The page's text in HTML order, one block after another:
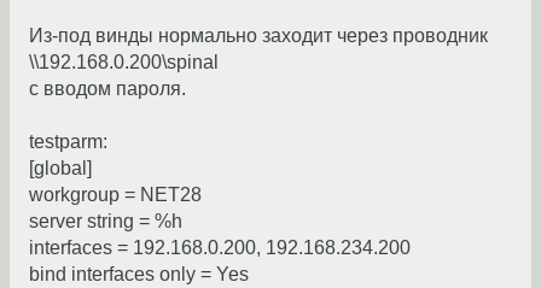
Из-под винды нормально заходит через проводник
\\192.168.0.200\spinal
с вводом пароля.
testparm:
[global]
workgroup = NET28
server string = %h
interfaces = 192.168.0.200, 192.168.234.200
bind interfaces only = Yes